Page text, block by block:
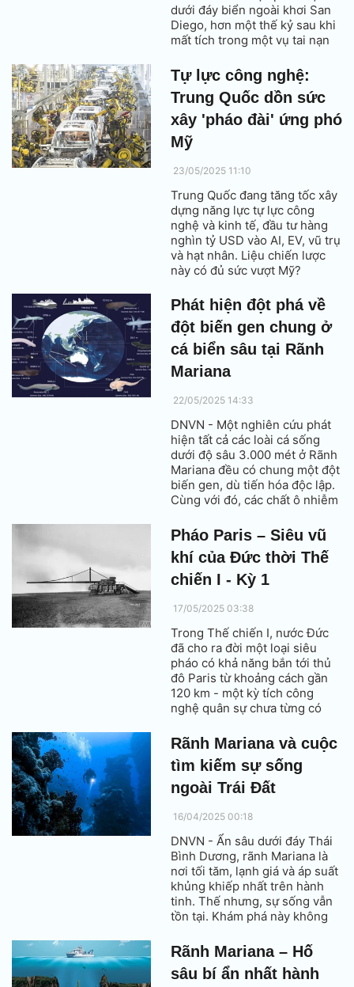
dưới đáy biển ngoài khơi San
Diego, hơn một thế kỷ sau khi
mất tích trong một vụ tai nạn
Tự lực công nghệ:
Trung Quốc dồn sức
xây 'pháo đài' ứng phó
Mỹ
23/05/2025 11:10
Trung Quốc đang tăng tốc xây
dựng năng lực tự lực công
nghệ và kinh tế, đầu tư hàng
nghìn tỷ USD vào AI, EV, vũ trụ
và hạt nhân. Liệu chiến lược
này có đủ sức vượt Mỹ?
Phát hiện đột phá về
đột biến gen chung ở
cá biển sâu tại Rãnh
Mariana
22/05/2025 14:33
DNVN - Một nghiên cứu phát
hiện tất cả các loài cá sống
dưới độ sâu 3.000 mét ở Rãnh
Mariana đều có chung một đột
biến gen, dù tiến hóa độc lập.
Cùng với đó, các chất ô nhiễm
thấy ở độ sâu hơn 10.000 mét,
cho thấy tác động của con
người đã lan đến cả những
vùng biển sâu nhất hành tinh.
Pháo Paris – Siêu vũ
khí của Đức thời Thế
chiến I - Kỳ 1
17/05/2025 03:38
Trong Thế chiến I, nước Đức
đã cho ra đời một loại siêu
pháo có khả năng bắn tới thủ
đô Paris từ khoảng cách gần
120 km - một kỳ tích công
nghệ quân sự chưa từng có
Rãnh Mariana và cuộc
tìm kiếm sự sống
ngoài Trái Đất
16/04/2025 00:18
DNVN - Ẩn sâu dưới đáy Thái
Bình Dương, rãnh Mariana là
nơi tối tăm, lạnh giá và áp suất
khủng khiếp nhất trên hành
tinh. Thế nhưng, sự sống vẫn
tồn tại. Khám phá này không
sự sống trên Trái Đất, mà còn
mở ra hy vọng tìm thấy sự
sống ở những thế giới xa xôi
Rãnh Mariana – Hố
sâu bí ẩn nhất hành